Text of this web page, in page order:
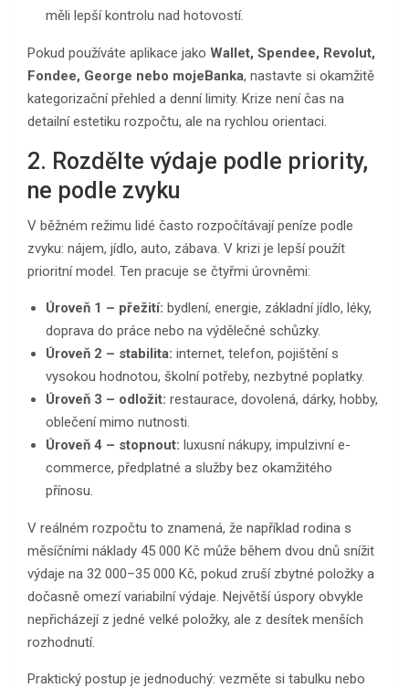
měli lepší kontrolu nad hotovostí.
Pokud používáte aplikace jako Wallet, Spendee, Revolut,
Fondee, George nebo mojeBanka, nastavte si okamžitě
kategorizační přehled a denní limity. Krize není čas na
detailní estetiku rozpočtu, ale na rychlou orientaci.
2. Rozdělte výdaje podle priority,
ne podle zvyku
V běžném režimu lidé často rozpočítávají peníze podle
zvyku: nájem, jídlo, auto, zábava. V krizi je lepší použít
prioritní model. Ten pracuje se čtyřmi úrovněmi:
Úroveň 1 – přežití: bydlení, energie, základní jídlo, léky,
doprava do práce nebo na výdělečné schůzky.
Úroveň 2 – stabilita: internet, telefon, pojištění s
vysokou hodnotou, školní potřeby, nezbytné poplatky.
Úroveň 3 – odložit: restaurace, dovolená, dárky, hobby,
oblečení mimo nutnosti.
Úroveň 4 – stopnout: luxusní nákupy, impulzivní e-
commerce, předplatné a služby bez okamžitého
přínosu.
V reálném rozpočtu to znamená, že například rodina s
měsíčními náklady 45 000 Kč může během dvou dnů snížit
výdaje na 32 000–35 000 Kč, pokud zruší zbytné položky a
dočasně omezí variabilní výdaje. Největší úspory obvykle
nepřicházejí z jedné velké položky, ale z desítek menších
rozhodnutí.
Praktický postup je jednoduchý: vezměte si tabulku nebo